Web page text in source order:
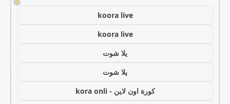
!
koora live
koora live
يلا شوت
يلا شوت
كورة اون لاين - kora onli